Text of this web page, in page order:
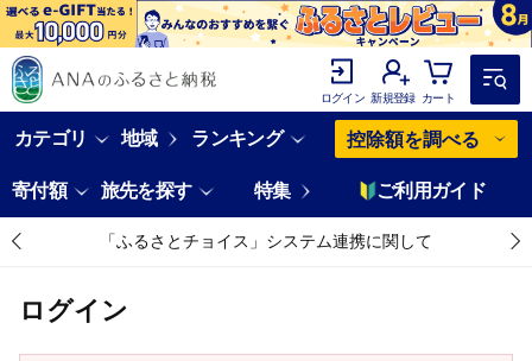
ログイン 新規登録 カート
カテゴリ 地域 ランキング 控除額を調べる
寄付額 旅先を探す 特集 ご利用ガイド
「ふるさとチョイス」システム連携に関して
ログイン